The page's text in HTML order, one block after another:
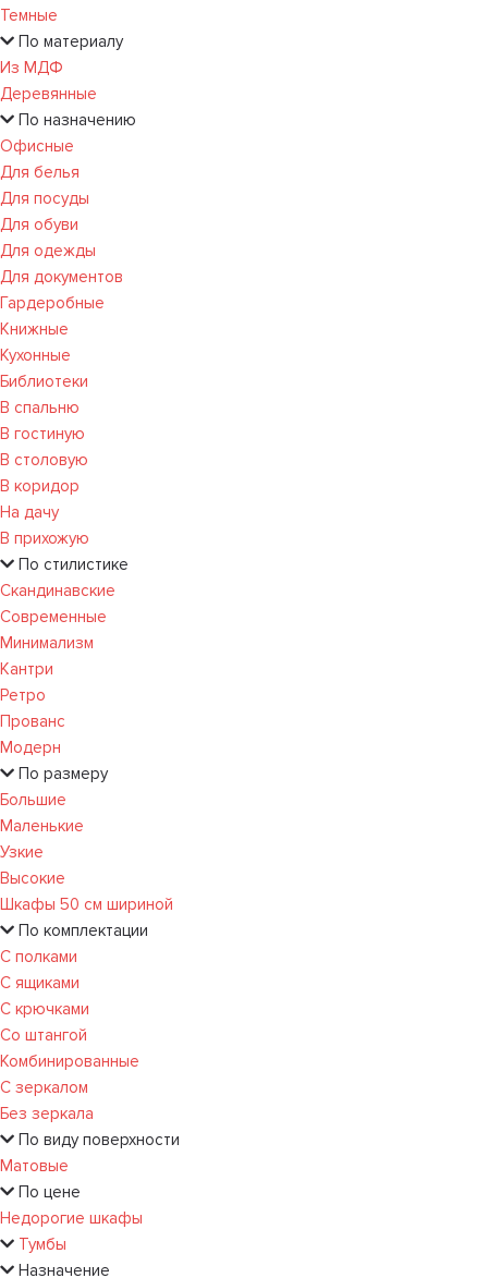
Темные
По материалу
Из МДФ
Деревянные
По назначению
Офисные
Для белья
Для посуды
Для обуви
Для одежды
Для документов
Гардеробные
Книжные
Кухонные
Библиотеки
В спальню
В гостиную
В столовую
В коридор
На дачу
В прихожую
По стилистике
Скандинавские
Современные
Минимализм
Кантри
Ретро
Прованс
Модерн
По размеру
Большие
Маленькие
Узкие
Высокие
Шкафы 50 см шириной
По комплектации
С полками
С ящиками
С крючками
Со штангой
Комбинированные
С зеркалом
Без зеркала
По виду поверхности
Матовые
По цене
Недорогие шкафы
Тумбы
Назначение